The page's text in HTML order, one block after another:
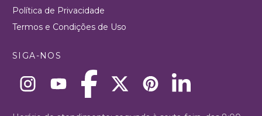
Política de Privacidade
Termos e Condições de Uso
SIGA-NOS